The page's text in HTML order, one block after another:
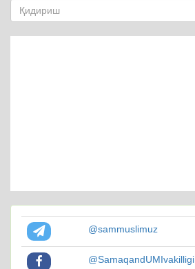
@sammuslimuz
@SamaqandUMIvakilligi